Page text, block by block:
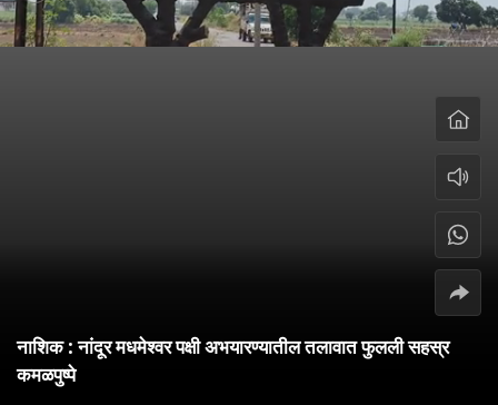
नाशिक : नांदूर मधमेश्वर पक्षी अभयारण्यातील तलावात फुलली सहस्र
कमळपुष्पे